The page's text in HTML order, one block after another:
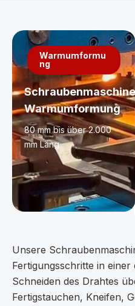
Warmumformu
ng
Warmumformung
80 mm bis über 2.000
mm Läng
Unsere
Fertigungsschritte in einer
Schneiden des Drahtes
Fertigstauchen, Kneifen,